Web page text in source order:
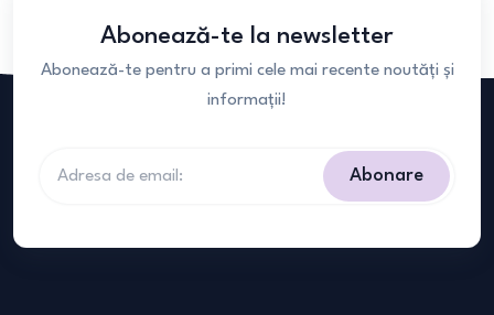
Abonează-te la newsletter
Abonează-te pentru a primi cele mai recente noutăți și
informații!
Abonare